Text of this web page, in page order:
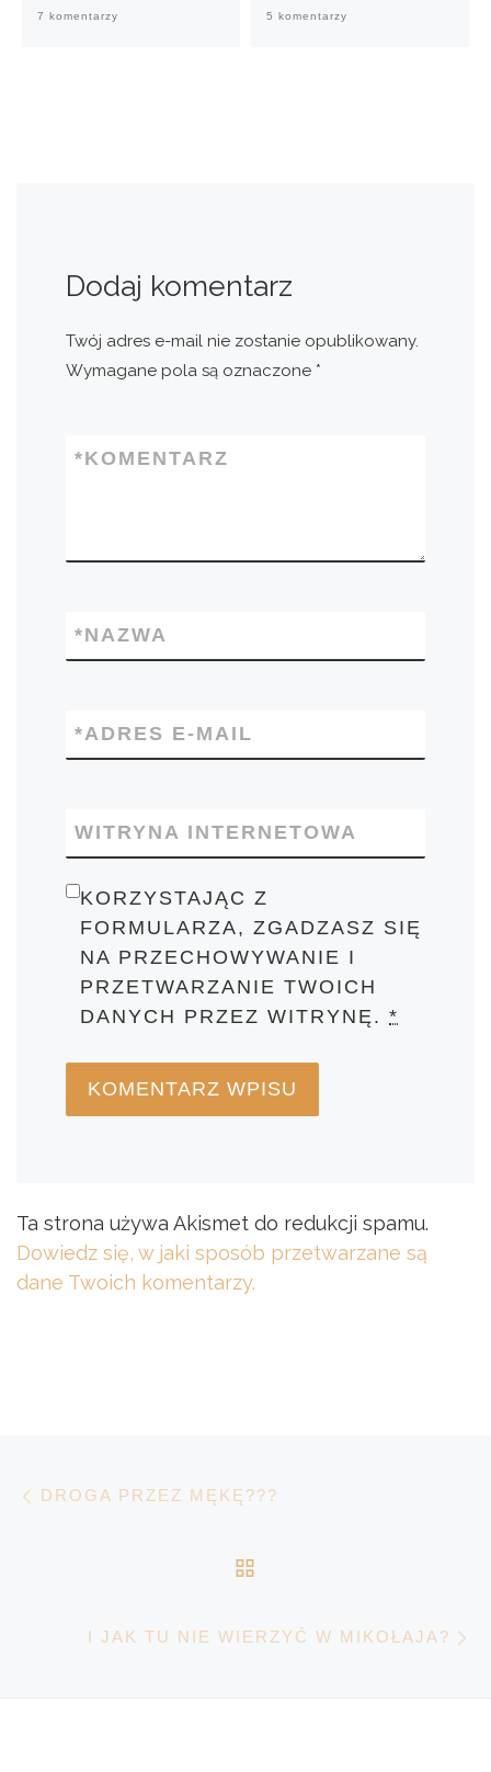
7 komentarzy 5 komentarzy
Dodaj komentarz
Twój adres e-mail nie zostanie opublikowany.
Wymagane pola są oznaczone *
KOMENTARZ
*
NAZWA
*
ADRES E-MAIL
*
WITRYNA INTERNETOWA
KORZYSTAJĄC Z
FORMULARZA, ZGADZASZ SIĘ
NA PRZECHOWYWANIE I
PRZETWARZANIE TWOICH
DANYCH PRZEZ WITRYNĘ.*
Ta strona używa Akismet do redukcji spamu.
Dowiedz się, w jaki sposób przetwarzane są
dane Twoich komentarzy.
Nawigacja wpisu
DROGA PRZEZ MĘKĘ???
I JAK TU NIE WIERZYĆ W MIKOŁAJA?